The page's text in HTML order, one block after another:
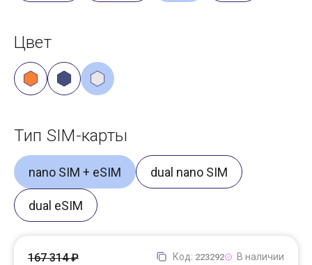
Цвет
Тип SIM-карты
nano SIM + eSIM dual nano SIM
dual eSIM
Код: 223292 В наличии
167 314 ₽